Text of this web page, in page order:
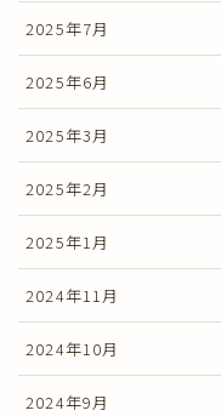
2025年7月
2025年6月
2025年3月
2025年2月
2025年1月
2024年11月
2024年10月
2024年9月